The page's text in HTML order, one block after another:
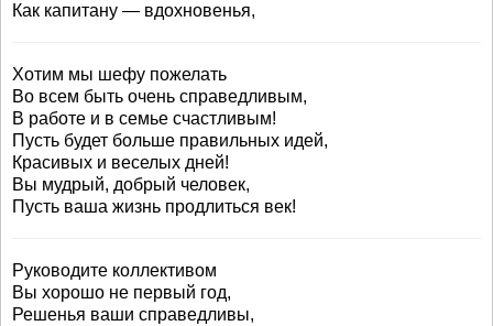
Как капитану — вдохновенья,
Хотим мы шефу пожелать
Во всем быть очень справедливым,
В работе и в семье счастливым!
Пусть будет больше правильных идей,
Красивых и веселых дней!
Вы мудрый, добрый человек,
Пусть ваша жизнь продлиться век!
Руководите коллективом
Вы хорошо не первый год,
Решенья ваши справедливы,